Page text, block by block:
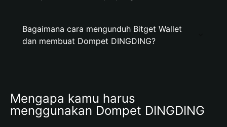
Bagaimana cara mengunduh Bitget Wallet
dan membuat Dompet DINGDING?
Mengapa kamu harus
menggunakan Dompet DINGDING